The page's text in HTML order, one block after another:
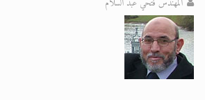
المهندس فتحي عبد السلام